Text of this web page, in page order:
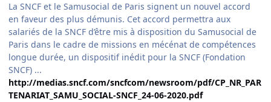
La SNCF et le Samusocial de Paris signent un nouvel accord
en faveur des plus démunis. Cet accord permettra aux
salariés de la SNCF d’être mis à disposition du Samusocial de
Paris dans le cadre de missions en mécénat de compétences
longue durée, un dispositif inédit pour la SNCF (Fondation
SNCF) ...
http://medias.sncf.com/sncfcom/newsroom/pdf/CP_NR_PAR
TENARIAT_SAMU_SOCIAL-SNCF_24-06-2020.pdf